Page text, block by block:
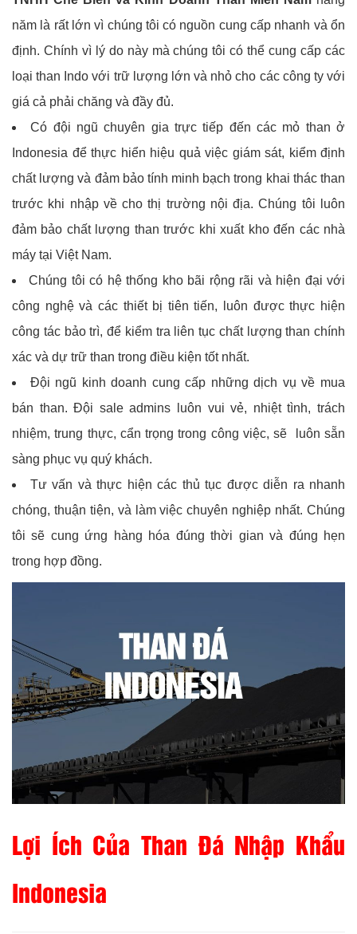
năm là rất lớn vì chúng tôi có nguồn cung cấp nhanh và ổn
định. Chính vì lý do này mà chúng tôi có thể cung cấp các
loại than Indo với trữ lượng lớn và nhỏ cho các công ty với
giá cả phải chăng và đầy đủ.
Có đội ngũ chuyên gia trực tiếp đến các mỏ than ở
Indonesia để thực hiển hiệu quả việc giám sát, kiểm định
chất lượng và đảm bảo tính minh bạch trong khai thác than
trước khi nhập về cho thị trường nội địa. Chúng tôi luôn
đảm bảo chất lượng than trước khi xuất kho đến các nhà
máy tại Việt Nam.
Chúng tôi có hệ thống kho bãi rộng rãi và hiện đại với
công nghệ và các thiết bị tiên tiến, luôn được thực hiện
công tác bảo trì, để kiểm tra liên tục chất lượng than chính
xác và dự trữ than trong điều kiện tốt nhất.
Đội ngũ kinh doanh cung cấp những dịch vụ về mua
bán than. Đội sale admins luôn vui vẻ, nhiệt tình, trách
nhiệm, trung thực, cẩn trọng trong công việc, sẽ luôn sẵn
sàng phục vụ quý khách.
Tư vấn và thực hiện các thủ tục được diễn ra nhanh
chóng, thuận tiện, và làm việc chuyên nghiệp nhất. Chúng
tôi sẽ cung ứng hàng hóa đúng thời gian và đúng hẹn
trong hợp đồng.
Lợi Ích Của Than Đá Nhập Khẩu
Indonesia